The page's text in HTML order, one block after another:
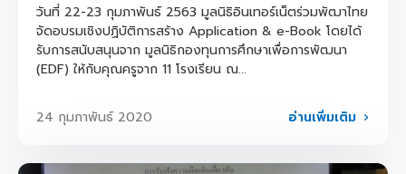
วันที่ 22-23 กุมภาพันธ์ 2563 มูลนิธิอินเทอร์เน็ตร่วมพัฒาไทย
จัดอบรมเชิงปฏิบัติการสร้าง Application & e-Book โดยได้
รับการสนับสนุนจาก มูลนิธิกองทุนการศึกษาเพื่อการพัฒนา
(EDF) ให้กับคุณครูจาก 11 โรงเรียน ณ...
24 กุมภาพันธ์ 2020 อ่านเพิ่มเติม